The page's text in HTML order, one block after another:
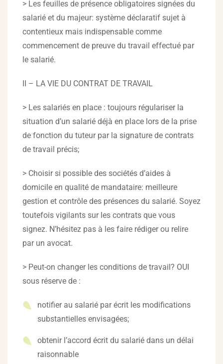
> Les feuilles de présence obligatoires signées du
salarié et du majeur: système déclaratif sujet à
contentieux mais indispensable comme
commencement de preuve du travail effectué par
le salarié.
II – LA VIE DU CONTRAT DE TRAVAIL
> Les salariés en place : toujours régulariser la
situation d’un salarié déjà en place lors de la prise
de fonction du tuteur par la signature de contrats
de travail précis;
> Choisir si possible des sociétés d’aides à
domicile en qualité de mandataire: meilleure
gestion et contrôle des présences du salarié. Soyez
toutefois vigilants sur les contrats que vous
signez. N’hésitez pas à les faire rédiger ou relire
par un avocat.
> Peut-on changer les conditions de travail? OUI
sous réserve de :
notifier au salarié par écrit les modifications
substantielles envisagées;
obtenir l’accord écrit du salarié dans un délai
raisonnable